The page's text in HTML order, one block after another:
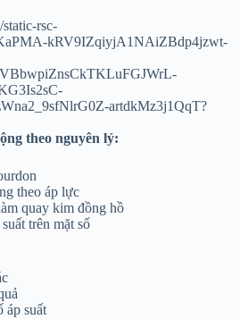
theo nguyên lý:
theo áp lực
quay kim đồng hồ
trên mặt số
áp suất